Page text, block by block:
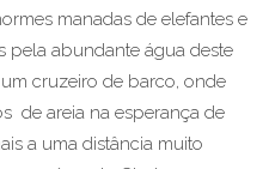
manadas de elefantes e
pela abundante água deste
cruzeiro de barco, onde
de areia na esperança de
a uma distância muito